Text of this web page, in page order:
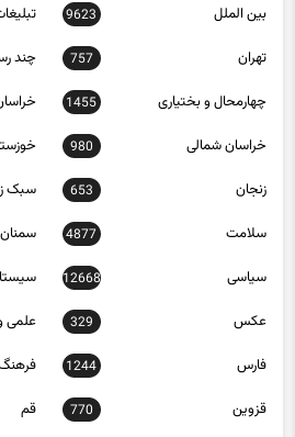
تهران 757 چند
چهارمحال و بختیاری 1455
خراسان شمالی 980
زنجان 653 سبک
سلامت 4877 سمنان
سیاسی 12668
عکس 329 علمی
فارس 1244
قزوین 770 قم
کاریکاتور 452 کردستان